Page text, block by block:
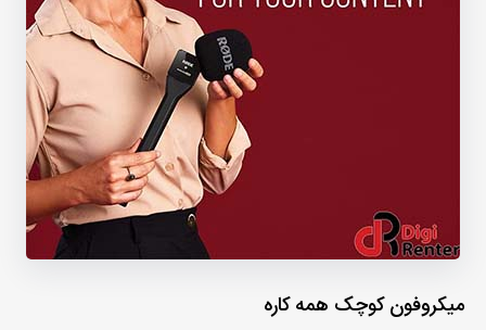
میکروفون کوچک همه کاره